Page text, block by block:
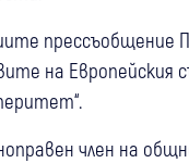
прессъобщение
на Европейския
член на